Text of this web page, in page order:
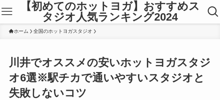
【初めてのホットヨガ】おすすめス
タジオ人気ランキング2024
ホーム 全国のホットヨガスタジオ
川井でオススメの安いホットヨガスタジ
オ6選※駅チカで通いやすいスタジオと
失敗しないコツ